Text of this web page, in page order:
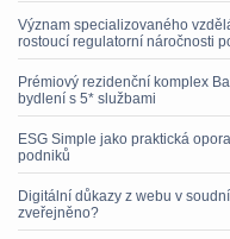
Význam specializovaného
rostoucí regulatorní náročnosti
Prémiový rezidenční komplex
bydlení s 5* službami
ESG Simple jako praktická
podniků
Digitální důkazy z webu v
zveřejněno?